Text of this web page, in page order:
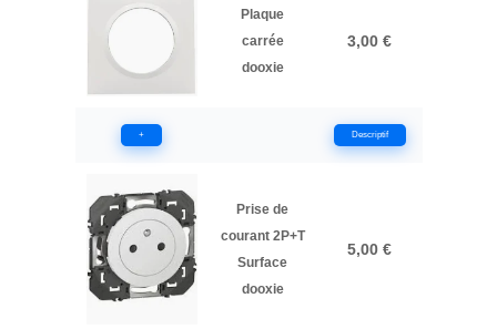
Plaque
carrée
dooxie
3,00 €
+ Descriptif
Prise de
courant 2P+T
Surface
dooxie
5,00 €